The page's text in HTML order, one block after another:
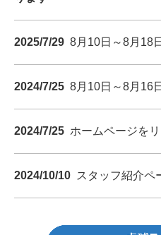
2025/7/29 8月10日～8月18
2024/7/25 8月10日～8月16
2024/7/25 ホームページを
2024/10/10 スタッフ紹介ペ